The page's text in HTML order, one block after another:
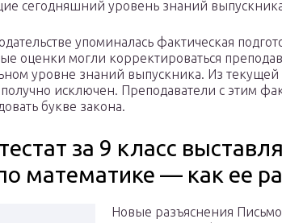
сегодняшний уровень знаний
упоминалась фактическая
оценки могли корректироваться
уровне знаний выпускника. Из
исключен. Преподаватели с этим
букве закона.
за 9 класс
математике — как ее
Новые разъяснения